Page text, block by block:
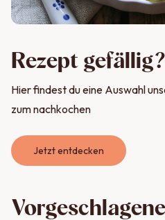
Rezept gefällig?
Hier findest du eine Auswahl
zum nachkochen
Jetzt entdecken